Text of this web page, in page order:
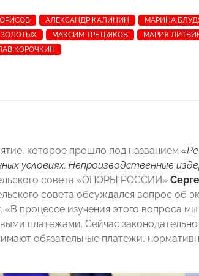
АЛЕКСАНДР КАЛИНИН
МАРИНА
ЗОЛОТЫХ
МАКСИМ ТРЕТЬЯКОВ
МАРИЯ
КОРОЧКИН
которое прошло под названием
условиях. Непроизводственные
совета «ОПОРЫ РОССИИ»
совета обсуждался вопрос об
«В процессе изучения этого вопроса
платежами. Сейчас
обязательные платежи,